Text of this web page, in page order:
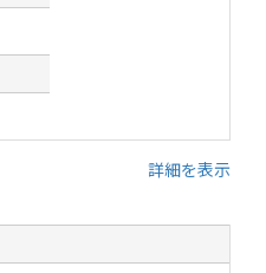
詳細を表示